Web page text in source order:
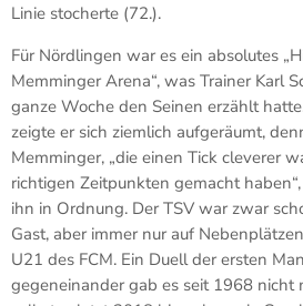
Linie stocherte (72.).
Für Nördlingen war es ein absolutes
Memminger Arena“, was Trainer Karl
ganze Woche den Seinen erzählt
zeigte er sich ziemlich aufgeräumt,
Memminger, „die einen Tick cleverer
richtigen Zeitpunkten gemacht
ihn in Ordnung. Der TSV war zwar
Gast, aber immer nur auf
U21 des FCM. Ein Duell der ersten
gegeneinander gab es seit 1968 nicht